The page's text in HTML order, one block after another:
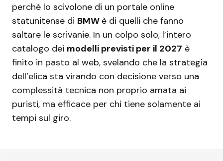
perché lo scivolone di un portale online
statunitense di BMW è di quelli che fanno
saltare le scrivanie. In un colpo solo, l’intero
catalogo dei modelli previsti per il 2027 è
finito in pasto al web, svelando che la strategia
dell’elica sta virando con decisione verso una
complessità tecnica non proprio amata ai
puristi, ma efficace per chi tiene solamente ai
tempi sul giro.